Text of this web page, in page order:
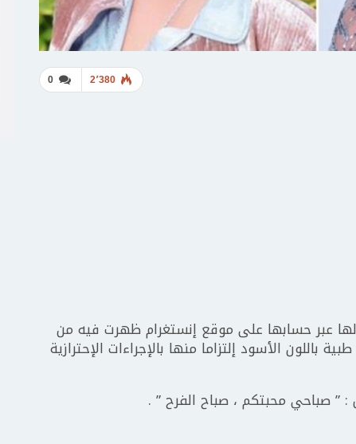
0 2٬380
لها عبر حسابها على موقع إنستغرام ظهرت فيه من
الأسود إلتزاما منها بالإجراءات الإحترازية
: ” صباحي محبتكم ، صباح الفرح ” .